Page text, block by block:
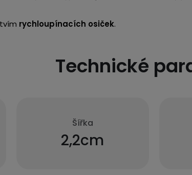
rychloupínacích osiček.
Technické
Šířka
2,2cm